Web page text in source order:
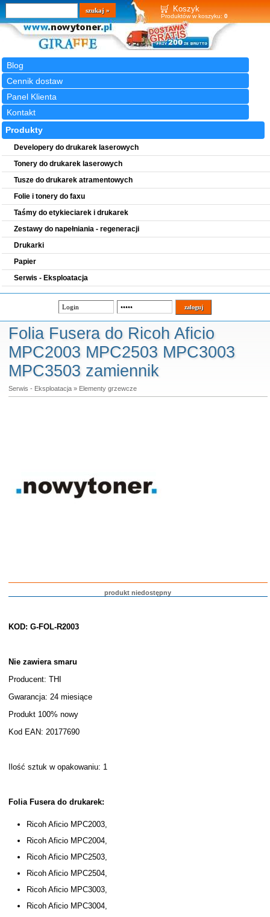
Koszyk
Produktów w koszyku: 0
Blog
Cennik dostaw
Panel Klienta
Kontakt
Wyszukiwarka
szukaj
Produkty
Developery do drukarek laserowych
Tonery do drukarek laserowych
Tusze do drukarek atramentowych
Folie i tonery do faxu
Taśmy do etykieciarek i drukarek
Zestawy do napełniania - regeneracji
Drukarki
Papier
Serwis - Eksploatacja
Folia Fusera do Ricoh Aficio
MPC2003 MPC2503 MPC3003
MPC3503 zamiennik
Serwis - Eksploatacja» Elementy grzewcze
produkt niedostępny
KOD: G-FOL-R2003
Nie zawiera smaru
Producent: THI
Gwarancja: 24 miesiące
Produkt 100% nowy
Kod EAN: 20177690
Ilość sztuk w opakowaniu: 1
Folia Fusera do drukarek:
Ricoh Aficio MPC2003,
Ricoh Aficio MPC2004,
Ricoh Aficio MPC2503,
Ricoh Aficio MPC2504,
Ricoh Aficio MPC3003,
Ricoh Aficio MPC3004,